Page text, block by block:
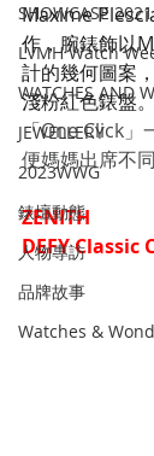
SHOWCASE 2021
LVMH Watch
WATCHES AND
JEWELLERY
2023WWG
錶壇動態
人物專訪
品牌故事
Watches &
Maxime
作，腕錶飾以
計的幾何圖案
淺粉紅色錶盤
「One Click」
便媽媽出席不
ZENITH
DEFY Classic